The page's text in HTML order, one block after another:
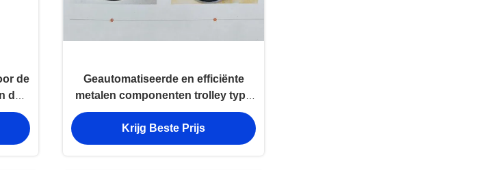
de
de
Geautomatiseerde en efficiënte
metalen componenten trolley type
Bright Annealing Furnace
Krijg Beste Prijs